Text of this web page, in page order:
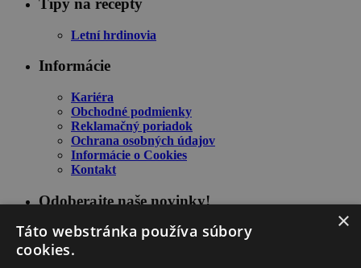
Tipy na recepty
Letní hrdinovia
Informácie
Kariéra
Obchodné podmienky
Reklamačný poriadok
Ochrana osobných údajov
Informácie o Cookies
Kontakt
Odoberajte naše novinky!
×
Táto webstránka používa súbory
cookies.